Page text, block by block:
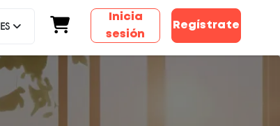
ES
Inicia
sesión
Regístrate